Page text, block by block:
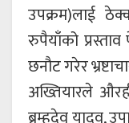
उपक्रम)लाई
रुपैयाँको
छनौट गरेर
अख्तियारले